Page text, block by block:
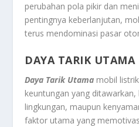
perubahan pola pikir dan
pentingnya keberlanjutan,
terus mendominasi pasar
DAYA TARIK UTAMA
Daya Tarik Utama mobil
keuntungan yang
lingkungan, maupun
faktor utama yang